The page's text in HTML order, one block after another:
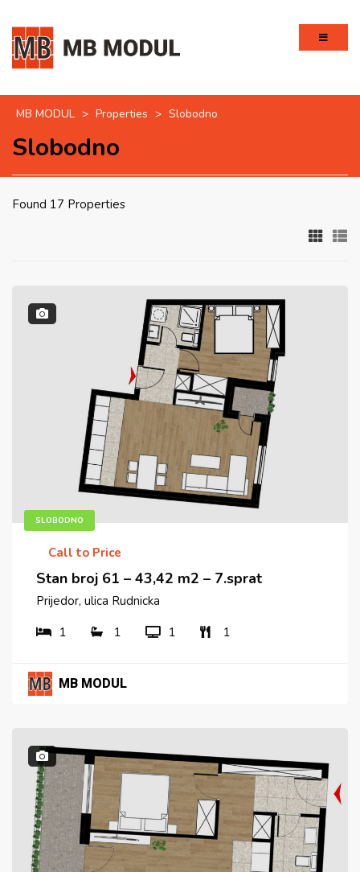
MB MODUL > Properties > Slobodno
Slobodno
Found 17 Properties
SLOBODNO
Call to Price
Stan broj 61 – 43,42 m2 – 7.sprat
Prijedor, ulica Rudnicka
1
1 1 1
MB MODUL